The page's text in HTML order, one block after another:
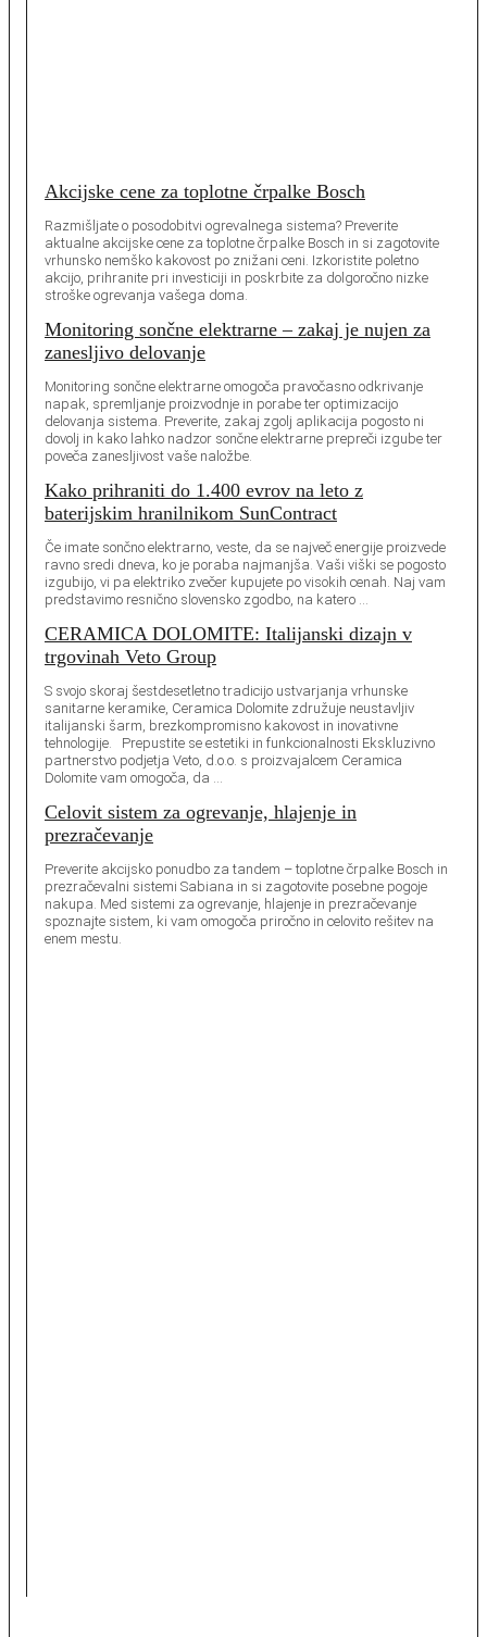
Akcijske cene za toplotne črpalke Bosch
Razmišljate o posodobitvi ogrevalnega sistema? Preverite
aktualne akcijske cene za toplotne črpalke Bosch in si zagotovite
vrhunsko nemško kakovost po znižani ceni. Izkoristite poletno
akcijo, prihranite pri investiciji in poskrbite za dolgoročno nizke
stroške ogrevanja vašega doma.
Monitoring sončne elektrarne – zakaj je nujen za
zanesljivo delovanje
Monitoring sončne elektrarne omogoča pravočasno odkrivanje
napak, spremljanje proizvodnje in porabe ter optimizacijo
delovanja sistema. Preverite, zakaj zgolj aplikacija pogosto ni
dovolj in kako lahko nadzor sončne elektrarne prepreči izgube ter
poveča zanesljivost vaše naložbe.
Kako prihraniti do 1.400 evrov na leto z
baterijskim hranilnikom SunContract
Če imate sončno elektrarno, veste, da se največ energije proizvede
ravno sredi dneva, ko je poraba najmanjša. Vaši viški se pogosto
izgubijo, vi pa elektriko zvečer kupujete po visokih cenah. Naj vam
predstavimo resnično slovensko zgodbo, na katero …
CERAMICA DOLOMITE: Italijanski dizajn v
trgovinah Veto Group
S svojo skoraj šestdesetletno tradicijo ustvarjanja vrhunske
sanitarne keramike, Ceramica Dolomite združuje neustavljiv
italijanski šarm, brezkompromisno kakovost in inovativne
tehnologije. Prepustite se estetiki in funkcionalnosti Ekskluzivno
partnerstvo podjetja Veto, d.o.o. s proizvajalcem Ceramica
Dolomite vam omogoča, da …
Celovit sistem za ogrevanje, hlajenje in
prezračevanje
Preverite akcijsko ponudbo za tandem – toplotne črpalke Bosch in
prezračevalni sistemi Sabiana in si zagotovite posebne pogoje
nakupa. Med sistemi za ogrevanje, hlajenje in prezračevanje
spoznajte sistem, ki vam omogoča priročno in celovito rešitev na
enem mestu.